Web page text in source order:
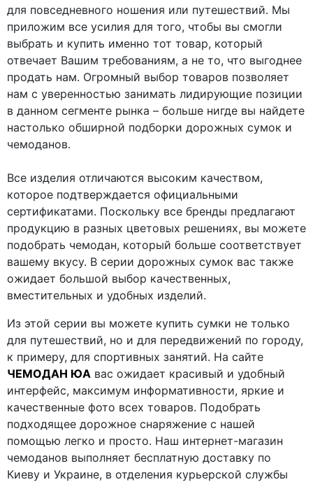
для повседневного ношения или путешествий. Мы
приложим все усилия для того, чтобы вы смогли
выбрать и купить именно тот товар, который
отвечает Вашим требованиям, а не то, что выгоднее
продать нам. Огромный выбор товаров позволяет
нам с уверенностью занимать лидирующие позиции
в данном сегменте рынка – больше нигде вы найдете
настолько обширной подборки дорожных сумок и
чемоданов.
Все изделия отличаются высоким качеством,
которое подтверждается официальными
сертификатами. Поскольку все бренды предлагают
продукцию в разных цветовых решениях, вы можете
подобрать чемодан, который больше соответствует
вашему вкусу. В серии дорожных сумок вас также
ожидает большой выбор качественных,
вместительных и удобных изделий.
Из этой серии вы можете купить сумки не только
для путешествий, но и для передвижений по городу,
к примеру, для спортивных занятий. На сайте
ЧЕМОДАН ЮА вас ожидает красивый и удобный
интерфейс, максимум информативности, яркие и
качественные фото всех товаров. Подобрать
подходящее дорожное снаряжение с нашей
помощью легко и просто. Наш интернет-магазин
чемоданов выполняет бесплатную доставку по
Киеву и Украине, в отделения курьерской службы